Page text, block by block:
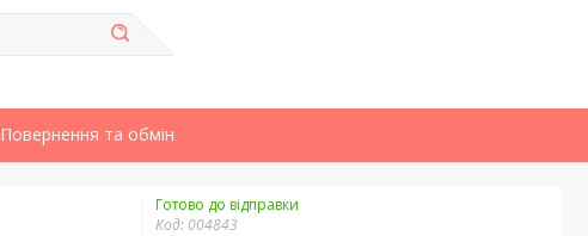
Повернення та обмін
Готово до відправки
Код: 004843